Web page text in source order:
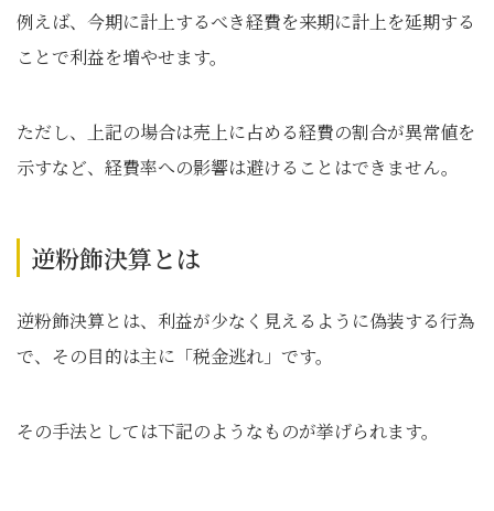
例えば、今期に計上するべき経費を来期に計上を延期する
ことで利益を増やせます。
ただし、上記の場合は売上に占める経費の割合が異常値を
示すなど、経費率への影響は避けることはできません。
逆粉飾決算とは
逆粉飾決算とは、利益が少なく見えるように偽装する行為
で、その目的は主に「税金逃れ」です。
その手法としては下記のようなものが挙げられます。